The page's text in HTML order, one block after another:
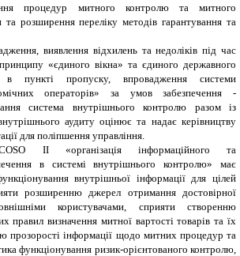
процедур митного контролю та митного
розширення переліку методів гарантування та
виявлення відхилень та недоліків під час
«єдиного вікна» та єдиного державного
в пункті пропуску, впровадження системи
операторів» за умов забезпечення -
система внутрішнього контролю разом із
аудиту оцінює та надає керівництву
для поліпшення управління.
ІІ «організація інформаційного та
в системі внутрішнього контролю» має
внутрішньої інформації для цілей
розширенню джерел отримання достовірної
користувачами, сприяти створенню
правил визначення митної вартості товарів та їх
прозорості інформації щодо митних процедур та
функціонування ризик-орієнтованого контролю,